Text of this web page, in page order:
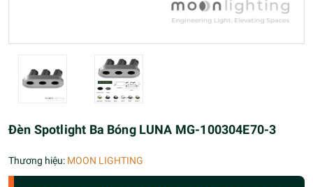
Đèn Spotlight Ba Bóng LUNA MG-100304E70-3
Thương hiệu: MOON LIGHTING